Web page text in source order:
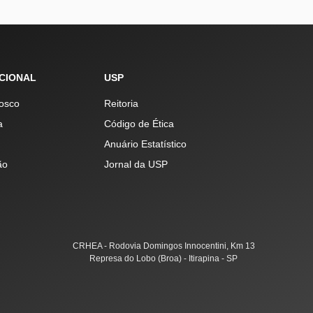
USP
Reitoria
Código de Ética
Anuário Estatístico
Jornal da USP
CRHEA - Rodovia Domingos Innocentini, Km 13
Represa do Lobo (Broa) - Itirapina - SP